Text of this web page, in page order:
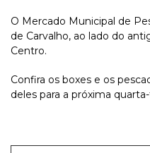
O Mercado Municipal de
de Carvalho, ao lado do
Centro.
Confira os boxes e os
deles para a próxima